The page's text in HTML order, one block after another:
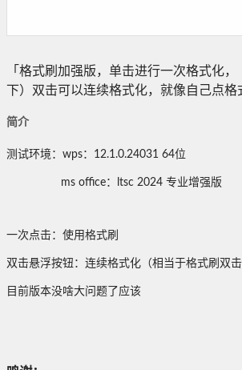
「格式刷加强版，单击进行一次格式化
下）双击可以连续格式化，就像自己点格
简介
测试环境：wps：12.1.0.24031 64位
ms office：ltsc 2024 专业增强版
一次点击：使用格式刷
双击悬浮按钮：连续格式化（相当于格式刷双击
目前版本没啥大问题了应该